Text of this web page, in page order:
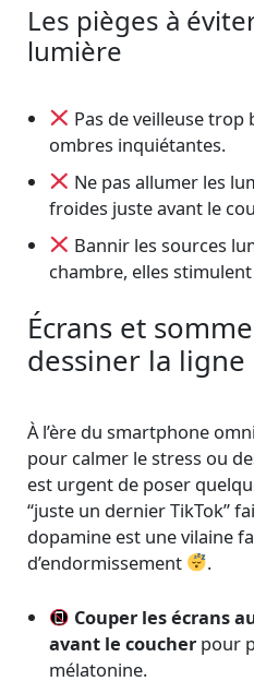
Les pièges à
lumière
Pas de veilleuse
ombres inquiétantes.
Ne pas allumer les
froides juste avant le
Bannir les sources
chambre, elles
Écrans et
dessiner la ligne
À l’ère du smartphone
pour calmer le stress ou
est urgent de poser
“juste un dernier TikTok”
dopamine est une vilaine
d’endormissement
.
Couper les écrans
avant le coucher pour
mélatonine.